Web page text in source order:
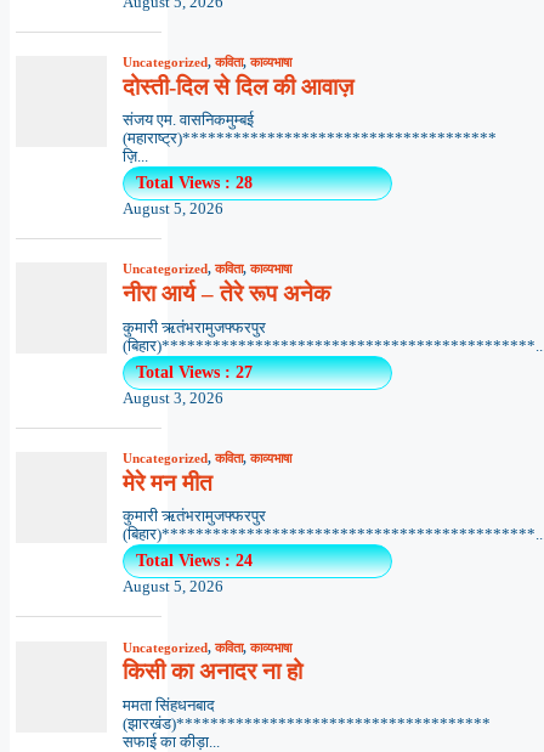
Uncategorized,कविता,काव्यभाषा
दोस्ती-दिल से दिल की आवाज़
संजय एम. वासनिकमुम्बई
(महाराष्ट्र)*************************************
ज़ि...
Total Views : 28
August 5, 2026
Uncategorized,कविता,काव्यभाषा
नीरा आर्य – तेरे रूप अनेक
कुमारी ऋतंभरामुजफ्फरपुर
Total Views : 27
August 3, 2026
Uncategorized,कविता,काव्यभाषा
मेरे मन मीत
कुमारी ऋतंभरामुजफ्फरपुर
Total Views : 24
August 5, 2026
Uncategorized,कविता,काव्यभाषा
किसी का अनादर ना हो
ममता सिंहधनबाद
(झारखंड)*************************************
सफाई का कीड़ा...